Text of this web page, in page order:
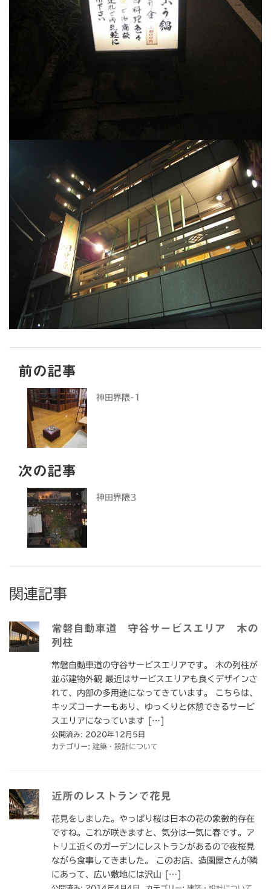
前の記事
神田界隈-1
次の記事
神田界隈3
関連記事
常磐自動車道 守谷サービスエリア 木の
列柱
常磐自動車道の守谷サービスエリアです。 木の列柱が
並ぶ建物外観 最近はサービスエリアも良くデザインさ
れて、内部の多用途になってきています。 こちらは、
キッズコーナーもあり、ゆっくりと休憩できるサービ
スエリアになっています […]
公開済み: 2020年12月5日
カテゴリー: 建築・設計について
近所のレストランで花見
花見をしました。やっぱり桜は日本の花の象徴的存在
ですね。これが咲きますと、気分は一気に春です。ア
トリエ近くのガーデンにレストランがあるので夜桜見
ながら食事してきました。 このお店、造園屋さんが隣
にあって、広い敷地には沢山 […]